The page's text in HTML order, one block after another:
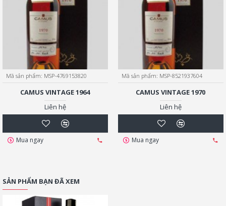
Mã sản phẩm: MSP-4769153820
CAMUS VINTAGE 1964
Liên hệ
Mua ngay
Mã sản phẩm: MSP-8521937604
CAMUS VINTAGE 1970
Liên hệ
Mua ngay
SẢN PHẨM BẠN ĐÃ XEM